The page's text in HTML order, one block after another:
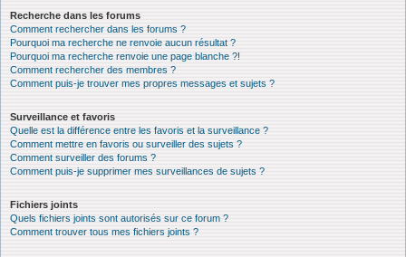
Recherche dans les forums
Comment rechercher dans les forums ?
Pourquoi ma recherche ne renvoie aucun résultat ?
Pourquoi ma recherche renvoie une page blanche ?!
Comment rechercher des membres ?
Comment puis-je trouver mes propres messages et sujets ?
Surveillance et favoris
Quelle est la différence entre les favoris et la surveillance ?
Comment mettre en favoris ou surveiller des sujets ?
Comment surveiller des forums ?
Comment puis-je supprimer mes surveillances de sujets ?
Fichiers joints
Quels fichiers joints sont autorisés sur ce forum ?
Comment trouver tous mes fichiers joints ?